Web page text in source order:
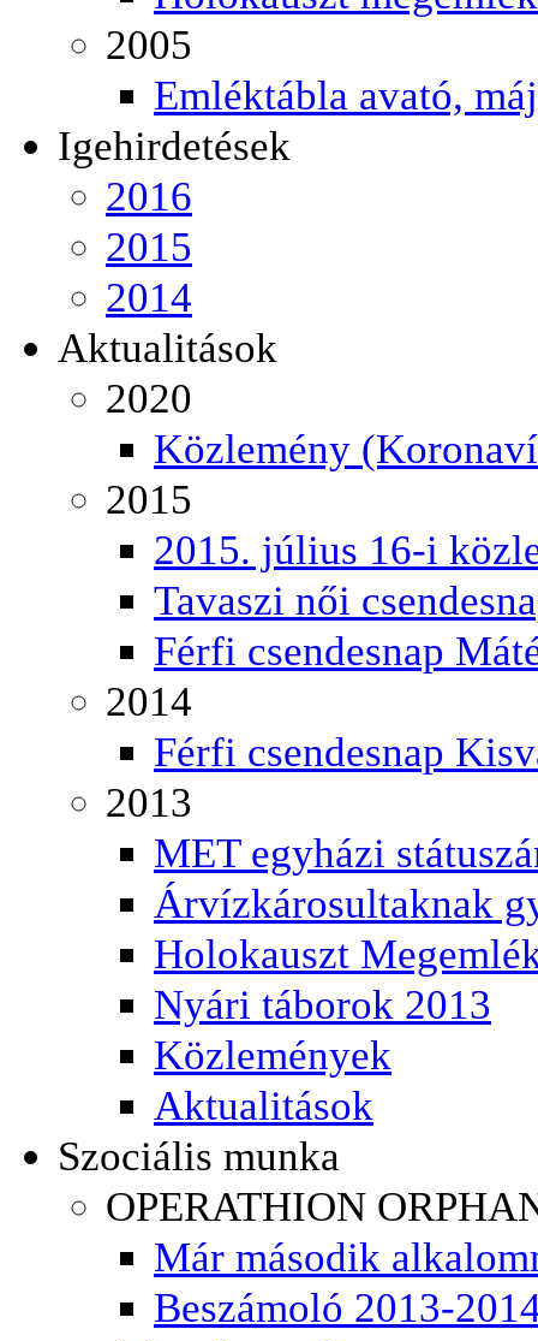
2005
Emléktábla avató,
Igehirdetések
2016
2015
2014
Aktualitások
2020
Közlemény
2015
2015. július 16-i
Tavaszi női
Férfi csendesnap
2014
Férfi csendesnap
2013
MET egyházi
Árvízkárosultaknak
Holokauszt
Nyári táborok 2013
Közlemények
Aktualitások
Szociális munka
OPERATHION
Már második
Beszámoló 2013-